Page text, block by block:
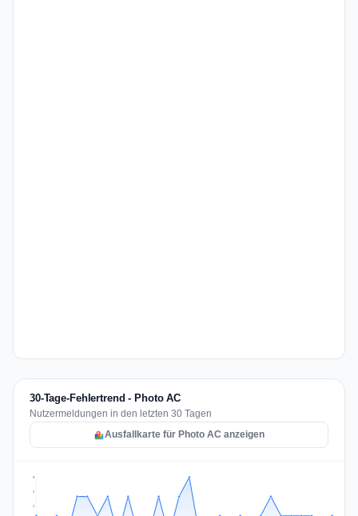
30-Tage-Fehlertrend - Photo AC
Nutzermeldungen in den letzten 30 Tagen
Ausfallkarte für Photo AC anzeigen
2
2
3